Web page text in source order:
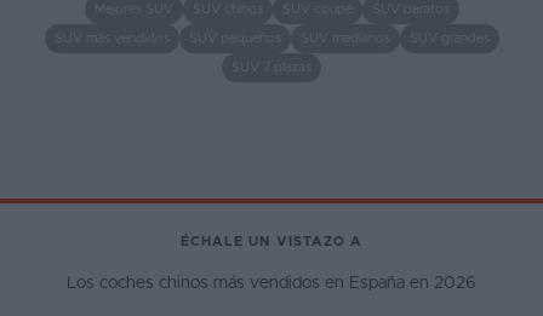
SUV más vendidos SUV medianos
ÉCHALE UN VISTAZO A
Los coches chinos más vendidos en España en 2026